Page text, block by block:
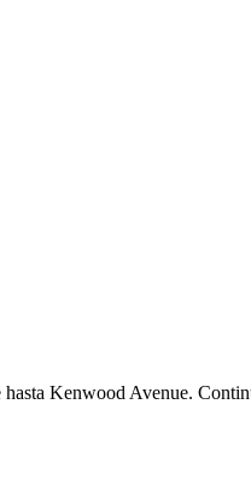
Kenwood Avenue.